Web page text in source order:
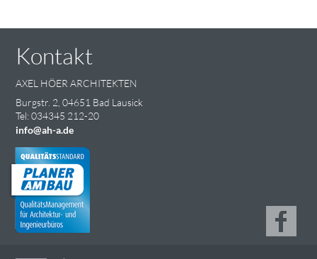
Kontakt
AXEL HÖER ARCHITEKTEN
Burgstr. 2, 04651 Bad Lausick
Tel: 034345 212-20
info@ah-a.de